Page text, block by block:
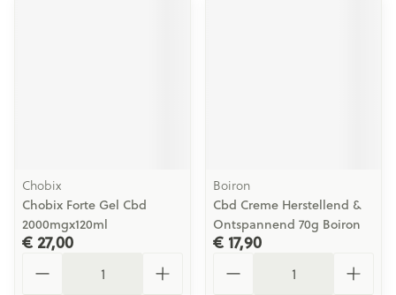
Chobix
Chobix Forte Gel Cbd
2000mgx120ml
€ 27,00
Boiron
Cbd Creme Herstellend &
Ontspannend 70g Boiron
€ 17,90